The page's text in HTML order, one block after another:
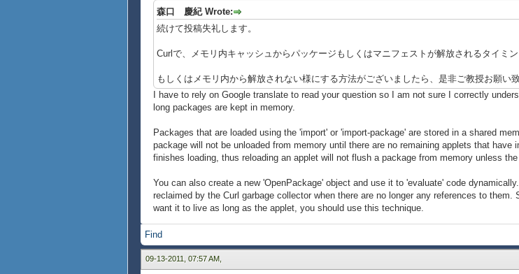
森口 慶紀 Wrote:
続けて投稿失礼します。
Curlで、メモリ内キャッシュからパッケージもしくはマニフェストが解放されるタイミ
もしくはメモリ内から解放されない様にする方法がございましたら、是非ご教授お願い
I have to rely on Google translate to read your question so I am not sure I correctly
long packages are kept in memory.
Packages that are loaded using the 'import' or 'import-package' are stored in a shared
package will not be unloaded from memory until there are no remaining applets that
finishes loading, thus reloading an applet will not flush a package from memory unless
You can also create a new 'OpenPackage' object and use it to 'evaluate' code
reclaimed by the Curl garbage collector when there are no longer any references to
want it to live as long as the applet, you should use this technique.
Find
09-13-2011, 07:57 AM,